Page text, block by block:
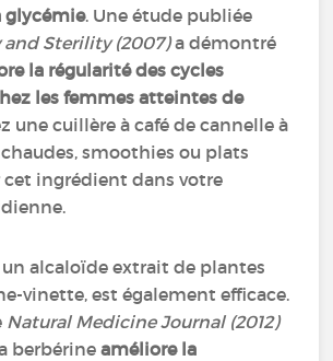
glycémie. Une étude publiée
and Sterility (2007)a démontré
la régularité des cycles
les femmes atteintes de
une cuillère à café de cannelle à
smoothies ou plats
ingrédient dans votre
un alcaloïde extrait de plantes
vinette, est également efficace.
Natural Medicine Journal (2012)
berbérineaméliore la